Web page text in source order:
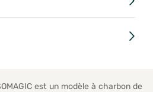
est un modèle à charbon de